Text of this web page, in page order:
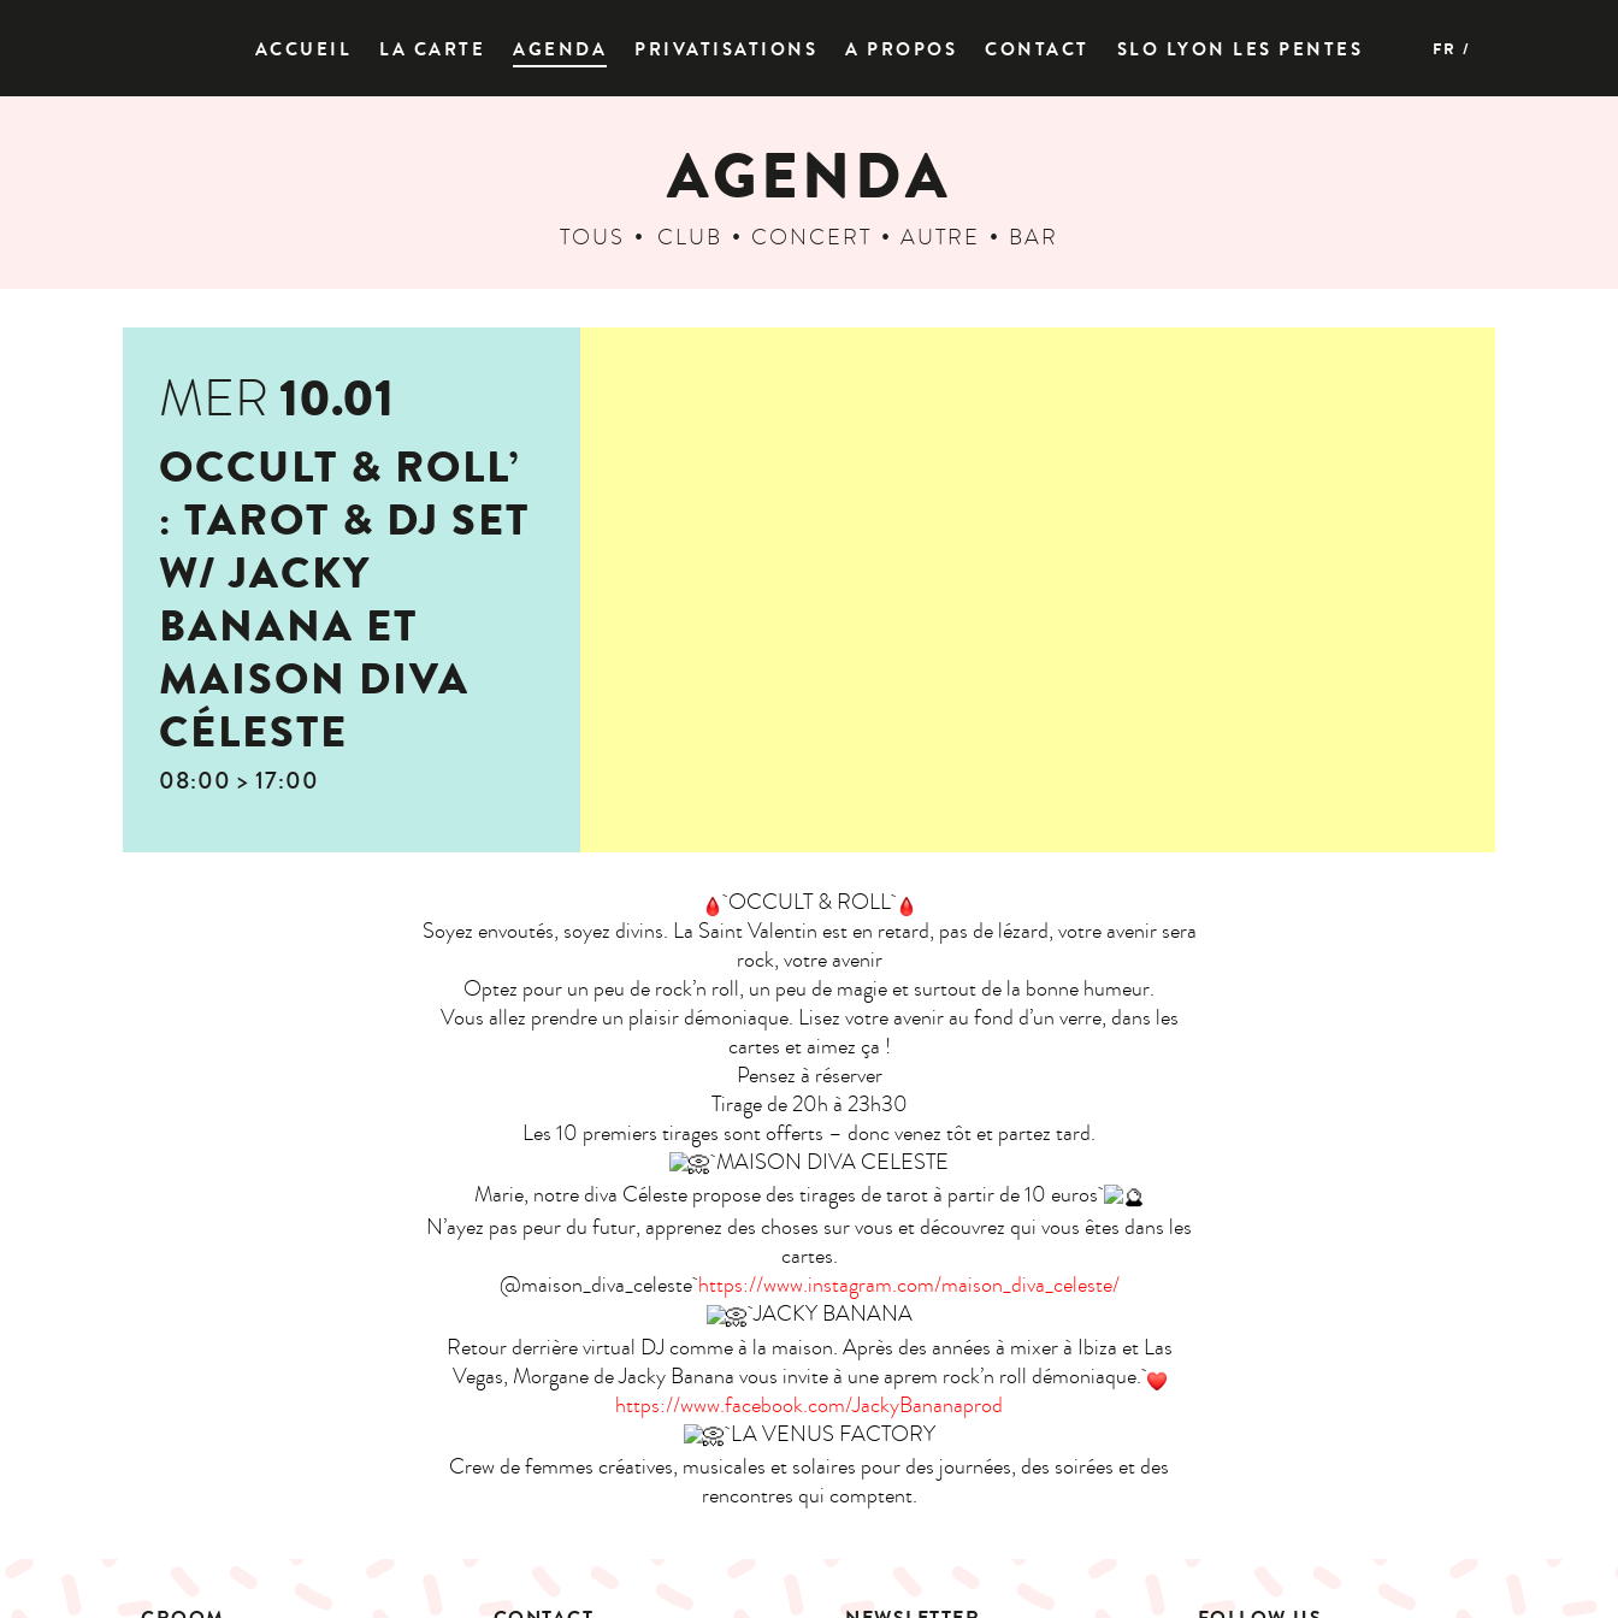
ACCUEIL LA CARTE AGENDA PRIVATISATIONS A PROPOS CONTACT SLO LYON LES PENTES FR
AGENDA
TOUS CLUB CONCERT AUTRE BAR
MER 10.01
OCCULT & ROLL’
: TAROT & DJ SET
W/ JACKY
BANANA ET
MAISON DIVA
CÉLESTE
08:00 > 17:00
OCCULT & ROLL
Soyez envoutés, soyez divins. La Saint Valentin est en retard, pas de lézard, votre avenir sera
rock, votre avenir
Optez pour un peu de rock’n roll, un peu de magie et surtout de la bonne humeur.
Vous allez prendre un plaisir démoniaque. Lisez votre avenir au fond d’un verre, dans les
cartes et aimez ça !
Pensez à réserver
Tirage de 20h à 23h30
Les 10 premiers tirages sont offerts – donc venez tôt et partez tard.
MAISON DIVA CELESTE
Marie, notre diva Céleste propose des tirages de tarot à partir de 10 euros
N’ayez pas peur du futur, apprenez des choses sur vous et découvrez qui vous êtes dans les
cartes.
@maison_diva_celestehttps://www.instagram.com/maison_diva_celeste/
JACKY BANANA
Retour derrière virtual DJ comme à la maison. Après des années à mixer à Ibiza et Las
Vegas, Morgane de Jacky Banana vous invite à une aprem rock’n roll démoniaque.
https://www.facebook.com/JackyBananaprod
LA VENUS FACTORY
Crew de femmes créatives, musicales et solaires pour des journées, des soirées et des
rencontres qui comptent.